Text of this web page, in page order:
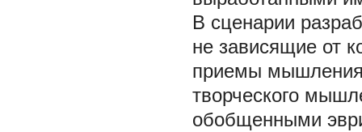
В сценарии
не зависящие от
приемы мышления
творческого
обобщенными